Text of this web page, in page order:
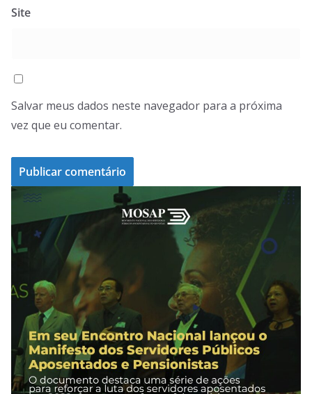
Site
Salvar meus dados neste navegador para a próxima
vez que eu comentar.